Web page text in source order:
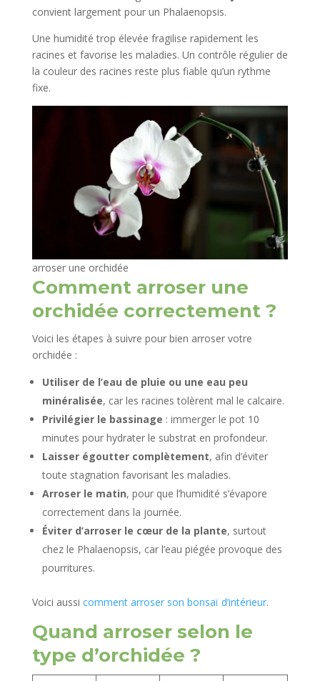
convient largement pour un Phalaenopsis.
Une humidité trop élevée fragilise rapidement les
racines et favorise les maladies. Un contrôle régulier de
la couleur des racines reste plus fiable qu’un rythme
fixe.
arroser une orchidée
Comment arroser une
orchidée correctement ?
Voici les étapes à suivre pour bien arroser votre
orchidée :
Utiliser de l’eau de pluie ou une eau peu
minéralisée, car les racines tolèrent mal le calcaire.
Privilégier le bassinage : immerger le pot 10
minutes pour hydrater le substrat en profondeur.
Laisser égoutter complètement, afin d’éviter
toute stagnation favorisant les maladies.
Arroser le matin, pour que l’humidité s’évapore
correctement dans la journée.
Éviter d’arroser le cœur de la plante, surtout
chez le Phalaenopsis, car l’eau piégée provoque des
pourritures.
Voici aussi comment arroser son bonsaï d’intérieur.
Quand arroser selon le
type d’orchidée ?